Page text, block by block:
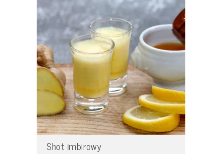
Shot imbirowy